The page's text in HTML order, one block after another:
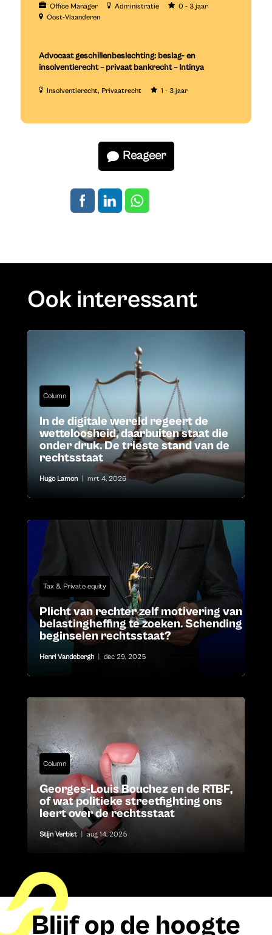
Office Manager Administratie
0 - 3 jaar
Oost-Vlaanderen
Advocaat geschillenbeslechting: beslag- en
insolventierecht – privaat bankrecht – Intinya
Insolventierecht Privaatrecht 1 - 3 jaar
Reageer
Ook interessant
Column
In de digitale wereld regeert de
wetteloosheid, daarbuiten staat die
onder druk. De trieste stand van de
rechtsstaat
Hugo Lamon mrt 4, 2026
Tax & Private equity
Plicht van rechter zelf motivering van
belastingheffing te zoeken. Schending
beginselen rechtsstaat?
Henri Vandebergh dec 29, 2025
Column
Georges-Louis Bouchez en de RTBF,
of wat politieke streetfighting ons
leert over de rechtsstaat
Stijn Verbist aug 14, 2025
Blijf op de hoogte